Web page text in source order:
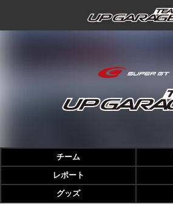
チーム
レポート
グッズ